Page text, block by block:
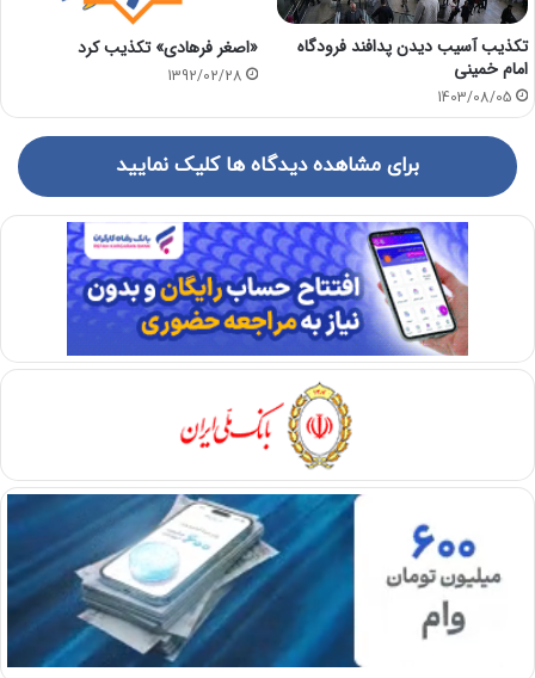
تکذیب آسیب دیدن پدافند فرودگاه
امام خمینی
1403/08/05
«اصغر فرهادی» تکذیب کرد
1392/02/28
برای مشاهده دیدگاه ها کلیک نمایید